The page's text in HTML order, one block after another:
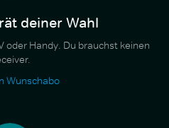
deiner Wahl
oder Handy. Du brauchst keinen
Wunschabo